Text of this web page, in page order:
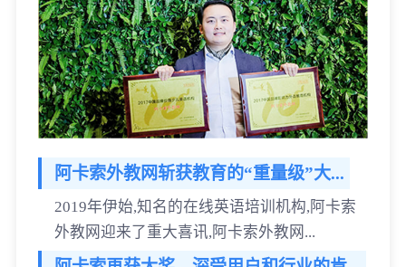
阿卡索外教网斩获教育的“重量级”大...
2019年伊始,知名的在线英语培训机构,阿卡索
外教网迎来了重大喜讯,阿卡索外教网...